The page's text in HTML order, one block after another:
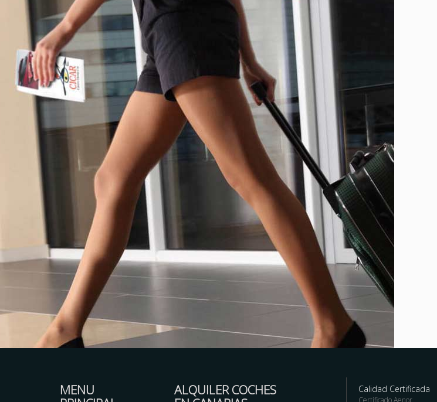
MENU
ALQUILER COCHES
Calidad Certificada
Certificado Aenor